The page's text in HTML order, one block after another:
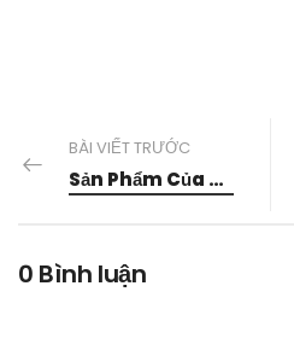
BÀI VIẾT TRƯỚC
Sản Phẩm Của Gia Dụng Thông Minh NK Được Sản Xuất Ở Đâu
0 Bình luận